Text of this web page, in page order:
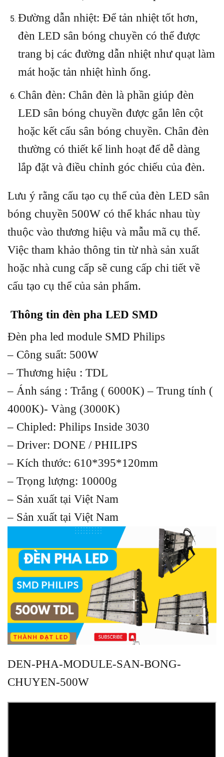
Đường dẫn nhiệt: Để tản nhiệt tốt hơn,
đèn LED sân bóng chuyền có thể được
trang bị các đường dẫn nhiệt như quạt làm
mát hoặc tản nhiệt hình ống.
Chân đèn: Chân đèn là phần giúp đèn
LED sân bóng chuyền được gắn lên cột
hoặc kết cấu sân bóng chuyền. Chân đèn
thường có thiết kế linh hoạt để dễ dàng
lắp đặt và điều chỉnh góc chiếu của đèn.
Lưu ý rằng cấu tạo cụ thể của đèn LED sân
bóng chuyền 500W có thể khác nhau tùy
thuộc vào thương hiệu và mẫu mã cụ thể.
Việc tham khảo thông tin từ nhà sản xuất
hoặc nhà cung cấp sẽ cung cấp chi tiết về
cấu tạo cụ thể của sản phẩm.
Thông tin đèn pha LED SMD
Đèn pha led module SMD Philips
– Công suất: 500W
– Thương hiệu : TDL
– Ánh sáng : Trắng ( 6000K) – Trung tính (
4000K)- Vàng (3000K)
– Chipled: Philips Inside 3030
– Driver: DONE / PHILIPS
– Kích thước: 610*395*120mm
– Trọng lượng: 10000g
– Sản xuất tại Việt Nam
– Sản xuất tại Việt Nam
DEN-PHA-MODULE-SAN-BONG-
CHUYEN-500W